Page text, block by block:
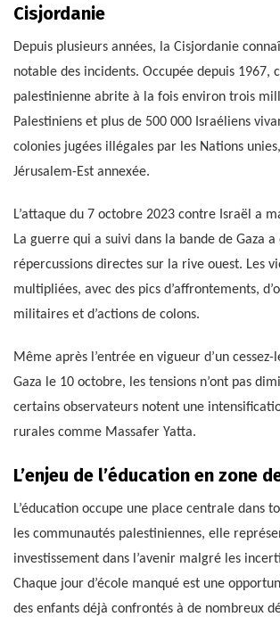
Cisjordanie
Depuis plusieurs années, la Cisjordanie
notable des incidents. Occupée depuis 1967,
palestinienne abrite à la fois environ trois
Palestiniens et plus de 500 000 Israéliens
colonies jugées illégales par les Nations
Jérusalem-Est annexée.
L’attaque du 7 octobre 2023 contre Israël a
La guerre qui a suivi dans la bande de Gaza a
répercussions directes sur la rive ouest. Les
multipliées, avec des pics d’affrontements,
militaires et d’actions de colons.
Même après l’entrée en vigueur d’un
Gaza le 10 octobre, les tensions n’ont pas
certains observateurs notent une
rurales comme Massafer Yatta.
L’enjeu de l’éducation en zone
L’éducation occupe une place centrale dans
les communautés palestiniennes, elle
investissement dans l’avenir malgré les
Chaque jour d’école manqué est une
des enfants déjà confrontés à de nombreux